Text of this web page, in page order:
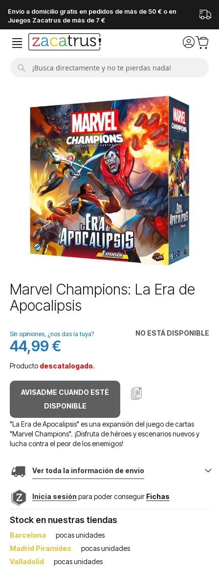
Envío a domicilio gratis en pedidos de más de 50 € o en
Juegos Zacatrus de más de 7 €
galería
Saltar
al
comienzo
galería
de
imágenes
Marvel Champions: La Era de
Apocalipsis
NO ESTÁ DISPONIBLE
Sin opiniones, ¿nos das la tuya?
44,99 €
Producto descatalogado.
AVISADME CUANDO ESTÉ
DISPONIBLE
"La Era de Apocalipsis" es una expansión del juego de cartas
"Marvel Champions". ¡Disfruta de héroes y escenarios nuevos y
lucha contra el peor de los enemigos!
Ver toda la información de envio
Inicia sesión para poder conseguir Fichas
Stock en nuestras tiendas
Barcelona
pocas unidades
Madrid Pirámides
pocas unidades
Valladolid
pocas unidades